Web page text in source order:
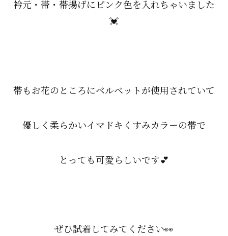
衿元・帯・帯揚げにピンク色を入れちゃいました
💓
帯もお花のところにベルベットが使用されていて
優しく柔らかいイマドキくすみカラーの帯で
とっても可愛らしいです💕
ぜひ試着してみてください👀